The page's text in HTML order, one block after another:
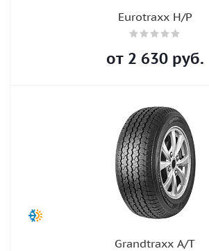
Eurotraxx H/P
от 2 630руб.
Grandtraxx A/T